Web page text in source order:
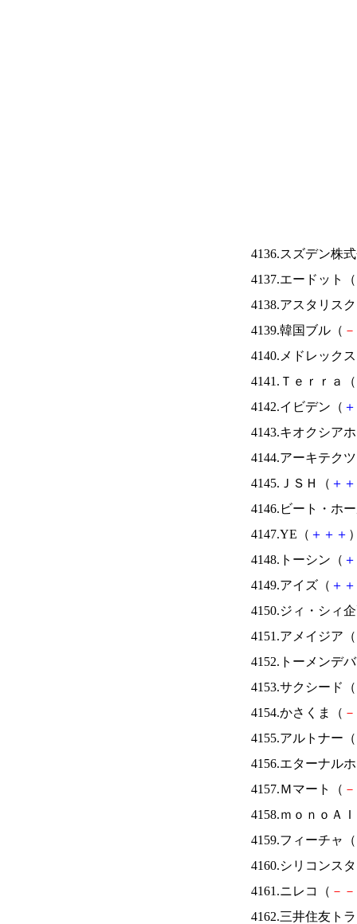
4136.スズデン株
4137.エードット（
4138.アスタリス
4139.韓国ブル（ －
4140.メドレック
4141.Ｔｅｒｒａ（
4142.イビデン（ ＋
4143.キオクシア
4144.アーキテク
4145.ＪＳＨ（ ＋ ＋
4146.ビート・ホ
4147.YE（ ＋ ＋ ＋
4148.トーシン（ ＋
4149.アイズ（ ＋ ＋
4150.ジィ・シィ
4151.アメイジア（
4152.トーメンデ
4153.サクシード（
4154.かさくま（ －
4155.アルトナー（
4156.エターナル
4157.Ｍマート（ －
4158.ｍｏｎｏＡ
4159.フィーチャ（
4160.シリコンス
4161.ニレコ（ － －
4162.三井住友ト